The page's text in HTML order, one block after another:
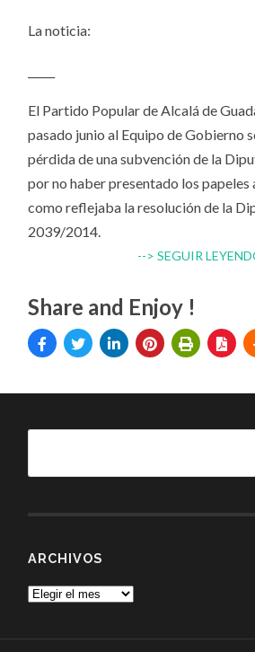
La noticia:
El Partido Popular de Alcalá de
pasado junio al Equipo de Gobierno
pérdida de una subvención de la
por no haber presentado los papeles
como reflejaba la resolución de la
2039/2014.
--> SEGUIR
Share and Enjoy !
ARCHIVOS